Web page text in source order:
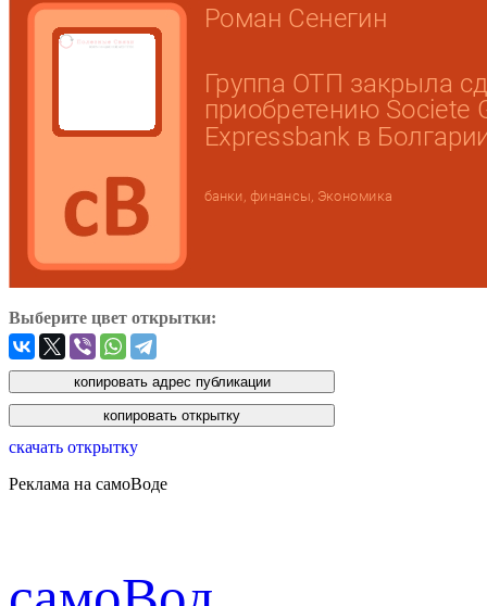
Выберите цвет открытки:
скачать открытку
Реклама на самоВоде